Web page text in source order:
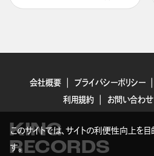
会社概要 プライバシーポリシー
利用規約
お問い合わせ
KING
RECORDS
このサイトでは、サイトの利便性向上を
す。